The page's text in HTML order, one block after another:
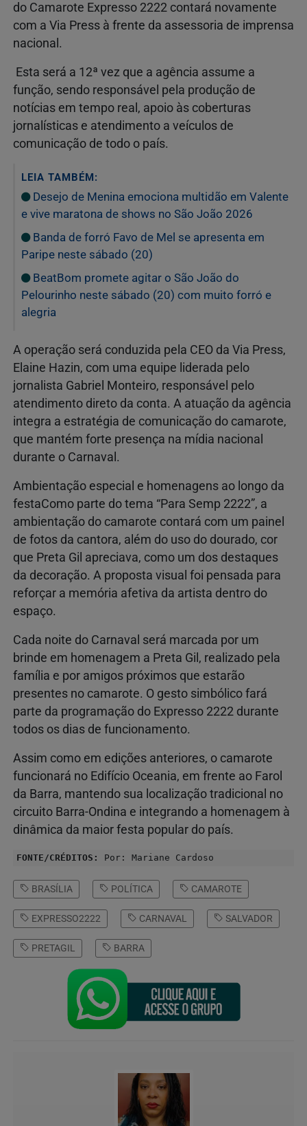
do Camarote Expresso 2222 contará novamente
com a Via Press à frente da assessoria de imprensa
nacional.
Esta será a 12ª vez que a agência assume a
função, sendo responsável pela produção de
notícias em tempo real, apoio às coberturas
jornalísticas e atendimento a veículos de
comunicação de todo o país.
LEIA TAMBÉM:
Desejo de Menina emociona multidão em Valente
e vive maratona de shows no São João 2026
Banda de forró Favo de Mel se apresenta em
Paripe neste sábado (20)
BeatBom promete agitar o São João do
Pelourinho neste sábado (20) com muito forró e
alegria
A operação será conduzida pela CEO da Via Press,
Elaine Hazin, com uma equipe liderada pelo
jornalista Gabriel Monteiro, responsável pelo
atendimento direto da conta. A atuação da agência
integra a estratégia de comunicação do camarote,
que mantém forte presença na mídia nacional
durante o Carnaval.
Ambientação especial e homenagens ao longo da
festaComo parte do tema “Para Semp 2222”, a
ambientação do camarote contará com um painel
de fotos da cantora, além do uso do dourado, cor
que Preta Gil apreciava, como um dos destaques
da decoração. A proposta visual foi pensada para
reforçar a memória afetiva da artista dentro do
espaço.
Cada noite do Carnaval será marcada por um
brinde em homenagem a Preta Gil, realizado pela
família e por amigos próximos que estarão
presentes no camarote. O gesto simbólico fará
parte da programação do Expresso 2222 durante
todos os dias de funcionamento.
Assim como em edições anteriores, o camarote
funcionará no Edifício Oceania, em frente ao Farol
da Barra, mantendo sua localização tradicional no
circuito Barra-Ondina e integrando a homenagem à
dinâmica da maior festa popular do país.
FONTE/CRÉDITOS: Por: Mariane Cardoso
BRASÍLIA POLÍTICA CAMAROTE
EXPRESSO2222 CARNAVAL SALVADOR
PRETAGIL BARRA